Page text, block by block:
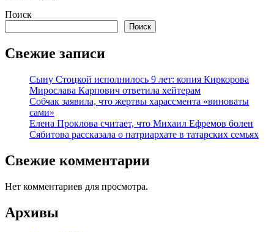
Поиск
Поиск
Свежие записи
Сыну Стоцкой исполнилось 9 лет: копия Киркорова
Мирослава Карпович ответила хейтерам
Собчак заявила, что жертвы харассмента «виноваты
сами»
Елена Проклова считает, что Михаил Ефремов болен
Сябитова рассказала о патриархате в татарских семьях
Свежие комментарии
Нет комментариев для просмотра.
Архивы